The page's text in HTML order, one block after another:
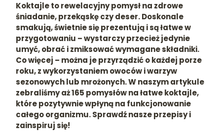
Koktajle to rewelacyjny pomysł na zdrowe
śniadanie, przekąskę czy deser. Doskonale
smakują, świetnie się prezentują i są łatwe w
przygotowaniu – wystarczy przecież jedynie
umyć, obrać i zmiksować wymagane składniki.
Co więcej – można je przyrządzić o każdej porze
roku, z wykorzystaniem owoców i warzyw
sezonowych lub mrożonych. W naszym artykule
zebraliśmy aż 165 pomysłów na łatwe koktajle,
które pozytywnie wpłyną na funkcjonowanie
całego organizmu. Sprawdź nasze przepisy i
zainspiruj się!